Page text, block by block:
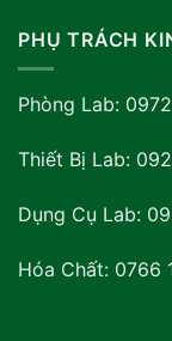
PHỤ TRÁCH
Phòng Lab:
Thiết Bị Lab:
Dụng Cụ Lab:
Hóa Chất: 0766